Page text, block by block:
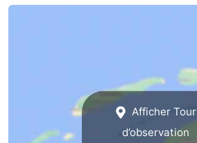
Moulins
-
Fermes
Afficher Tour
d’observation